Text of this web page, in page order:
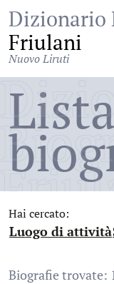
Dizionario
Friulani
Nuovo Liruti
Lista
Hai cercato:
Luogo di attività
:
Biografie trovate: